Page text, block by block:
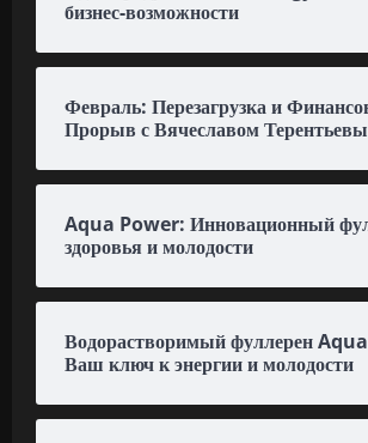
бизнес-возможности
Февраль: Перезагрузка и
Прорыв с Вячеславом
Aqua Power: Инновационный
здоровья и молодости
Водорастворимый фуллерен
Ваш ключ к энергии и молодости